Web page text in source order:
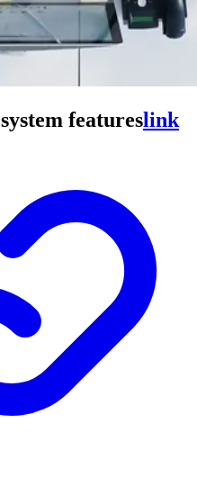
featureslink